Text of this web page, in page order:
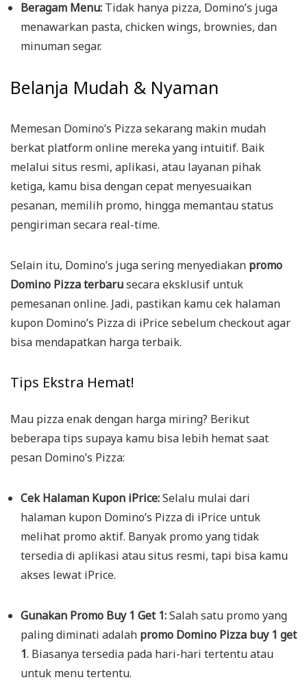
Beragam Menu: Tidak hanya pizza, Domino’s juga
menawarkan pasta, chicken wings, brownies, dan
minuman segar.
Belanja Mudah & Nyaman
Memesan Domino’s Pizza sekarang makin mudah
berkat platform online mereka yang intuitif. Baik
melalui situs resmi, aplikasi, atau layanan pihak
ketiga, kamu bisa dengan cepat menyesuaikan
pesanan, memilih promo, hingga memantau status
pengiriman secara real-time.
Selain itu, Domino’s juga sering menyediakan promo
Domino Pizza terbarusecara eksklusif untuk
pemesanan online. Jadi, pastikan kamu cek halaman
kupon Domino’s Pizza di iPrice sebelum checkout agar
bisa mendapatkan harga terbaik.
Tips Ekstra Hemat!
Mau pizza enak dengan harga miring? Berikut
beberapa tips supaya kamu bisa lebih hemat saat
pesan Domino’s Pizza:
Cek Halaman Kupon iPrice:Selalu mulai dari
halaman kupon Domino’s Pizza di iPrice untuk
melihat promo aktif. Banyak promo yang tidak
tersedia di aplikasi atau situs resmi, tapi bisa kamu
akses lewat iPrice.
Gunakan Promo Buy 1 Get 1:Salah satu promo yang
paling diminati adalah promo Domino Pizza buy 1 get
1. Biasanya tersedia pada hari-hari tertentu atau
untuk menu tertentu.